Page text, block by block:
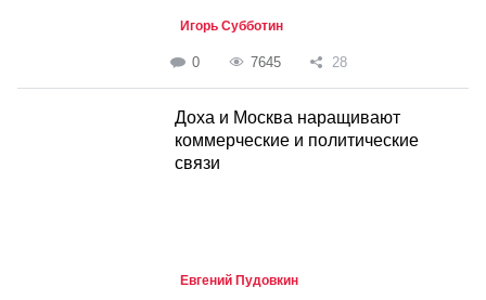
Игорь Субботин
0 7645 28
Доха и Москва наращивают
коммерческие и политические
связи
Евгений Пудовкин